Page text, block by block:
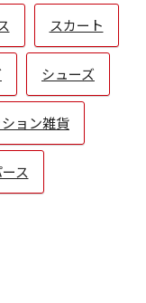
スカート
シューズ
ョン雑貨
ス